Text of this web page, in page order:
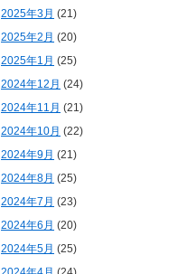
2025年3月 (21)
2025年2月 (20)
2025年1月 (25)
2024年12月 (24)
2024年11月 (21)
2024年10月 (22)
2024年9月 (21)
2024年8月 (25)
2024年7月 (23)
2024年6月 (20)
2024年5月 (25)